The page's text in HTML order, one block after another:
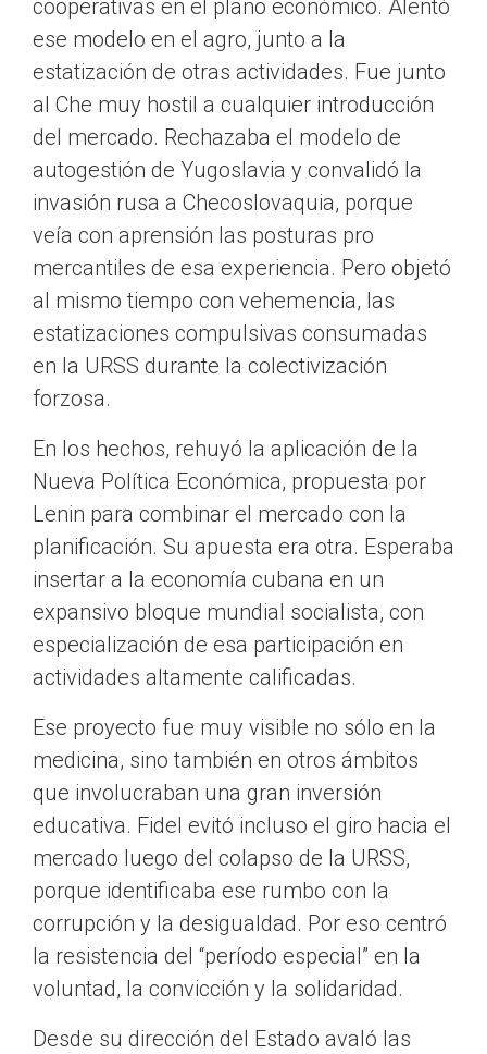
cooperativas en el plano económico. Alentó
ese modelo en el agro, junto a la
estatización de otras actividades. Fue junto
al Che muy hostil a cualquier introducción
del mercado. Rechazaba el modelo de
autogestión de Yugoslavia y convalidó la
invasión rusa a Checoslovaquia, porque
veía con aprensión las posturas pro
mercantiles de esa experiencia. Pero objetó
al mismo tiempo con vehemencia, las
estatizaciones compulsivas consumadas
en la URSS durante la colectivización
forzosa.
En los hechos, rehuyó la aplicación de la
Nueva Política Económica, propuesta por
Lenin para combinar el mercado con la
planificación. Su apuesta era otra. Esperaba
insertar a la economía cubana en un
expansivo bloque mundial socialista, con
especialización de esa participación en
actividades altamente calificadas.
Ese proyecto fue muy visible no sólo en la
medicina, sino también en otros ámbitos
que involucraban una gran inversión
educativa. Fidel evitó incluso el giro hacia el
mercado luego del colapso de la URSS,
porque identificaba ese rumbo con la
corrupción y la desigualdad. Por eso centró
la resistencia del “período especial” en la
voluntad, la convicción y la solidaridad.
Desde su dirección del Estado avaló las